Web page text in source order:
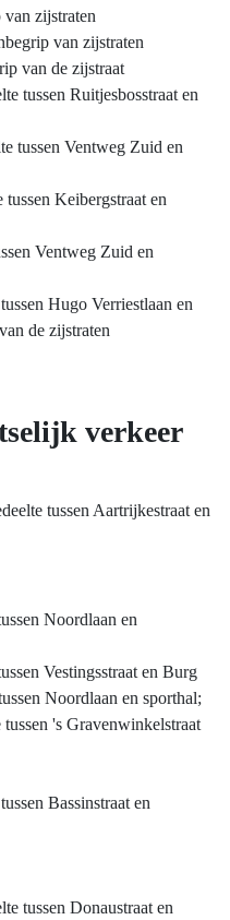
zijstraten
van zijstraten
van de zijstraat
tussen Ruitjesbosstraat en
tussen Ventweg Zuid en
Keibergstraat en
Ventweg Zuid en
Hugo Verriestlaan en
de zijstraten
verkeer
tussen Aartrijkestraat en
Noordlaan en
Vestingsstraat en Burg
Noordlaan en sporthal;
's Gravenwinkelstraat
Bassinstraat en
tussen Donaustraat en